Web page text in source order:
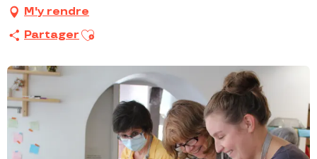
M'y rendre
Partager Ajouter aux favoris